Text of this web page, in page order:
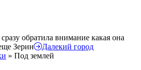
обратила внимание какая она
Зерин
Далекий город
» Под землей